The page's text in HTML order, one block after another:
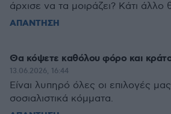
άρχισε να τα μοιράζει? Κάτι άλλο
ΑΠΑΝΤΗΣΗ
Θα κόψετε καθόλου φόρο και
13.06.2026, 16:44
Είναι λυπηρό όλες οι επιλογές
σοσιαλιστικά κόμματα.